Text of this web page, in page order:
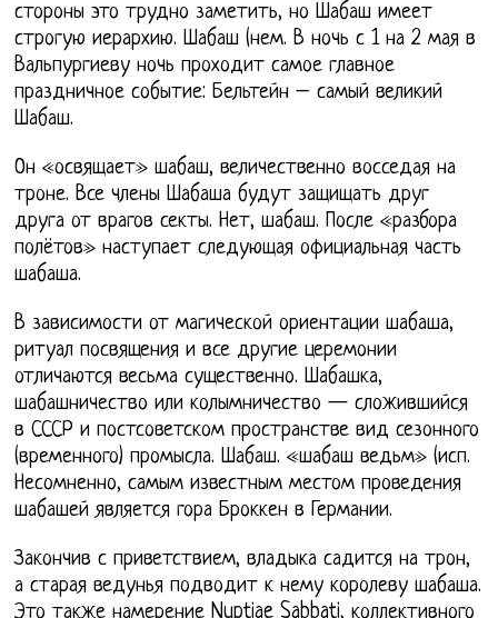
стороны это трудно заметить, но Шабаш имеет
строгую иерархию. Шабаш (нем. В ночь с 1 на 2 мая в
Вальпургиеву ночь проходит самое главное
праздничное событие: Бельтейн – самый великий
Шабаш.
Он «освящает» шабаш, величественно восседая на
троне. Все члены Шабаша будут защищать друг
друга от врагов секты. Нет, шабаш. После «разбора
полётов» наступает следующая официальная часть
шабаша.
В зависимости от магической ориентации шабаша,
ритуал посвящения и все другие церемонии
отличаются весьма существенно. Шабашка,
шабашничество или колымничество — сложившийся
в СССР и постсоветском пространстве вид сезонного
(временного) промысла. Шабаш. «шабаш ведьм» (исп.
Несомненно, самым известным местом проведения
шабашей является гора Броккен в Германии.
Закончив с приветствием, владыка садится на трон,
а старая ведунья подводит к нему королеву шабаша.
Это также намерение Nuptiae Sabbati, коллективного